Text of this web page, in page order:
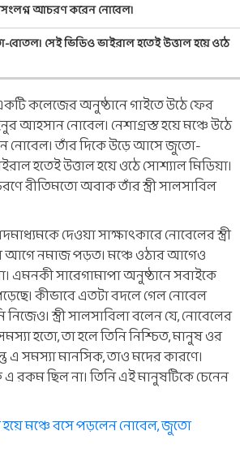
আচরণ করেন নোবেল।
সেই ভিডিও ভাইরাল হতেই উত্তাল হয়ে ওঠে
কলেজের অনুষ্ঠানে গাইতে উঠে ফের
আহসান নোবেল। নেশাগ্রস্ত হয়ে মঞ্চে উঠে
তাঁর দিকে উড়ে আসে জুতো-
হতেই উত্তাল হয়ে ওঠে সোশ্যাল মিডিয়া।
রীতিমতো অবাক তাঁর স্ত্রী সালসাবিল
দেওয়া সাক্ষাৎকারে নোবেলের স্ত্রী
আগে নমাজ পড়ত। মঞ্চে ওঠার আগেও
এমনকী সারেগামাপা অনুষ্ঠানে সবাইকে
কীভাবে এতটা বদলে গেল নোবেল
স্ত্রী সালসাবিলা বলেন যে, নোবেলের
হতো, তা হলে তিনি নিশ্চিত, মানুষ ওর
এ সমস্যা মানসিক, তাও মদের কারণে।
রকম ছিল না। তিনি এই মানুষটিকে চেনেন
হয়ে মঞ্চে বসে পড়লেন নোবেল, জুতো